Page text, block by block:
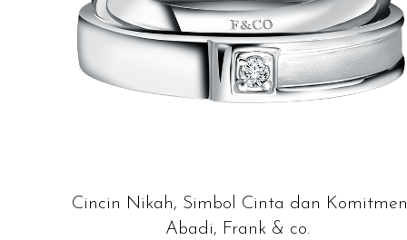
Cincin Nikah, Simbol Cinta dan Komitmen
Abadi, Frank & co.